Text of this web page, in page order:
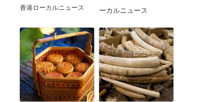
香港ローカルニュース
ーカルニュース